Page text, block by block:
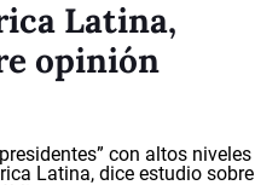
Latina,
opinión